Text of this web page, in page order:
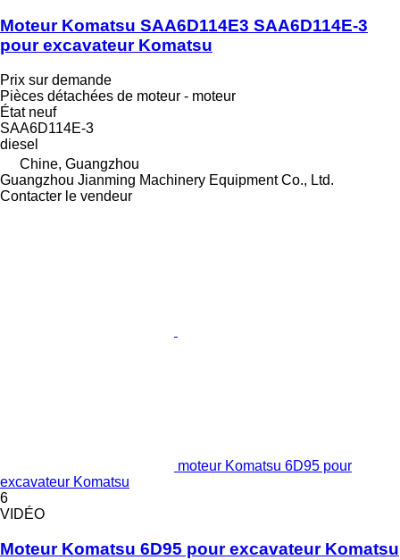
Moteur Komatsu SAA6D114E3 SAA6D114E-3
pour excavateur Komatsu
Prix sur demande
Pièces détachées de moteur - moteur
Étatneuf
SAA6D114E-3
diesel
Chine, Guangzhou
Guangzhou Jianming Machinery Equipment Co., Ltd.
Contacter le vendeur
moteur Komatsu 6D95 pour
excavateur Komatsu
6
VIDÉO
Moteur Komatsu 6D95 pour excavateur Komatsu